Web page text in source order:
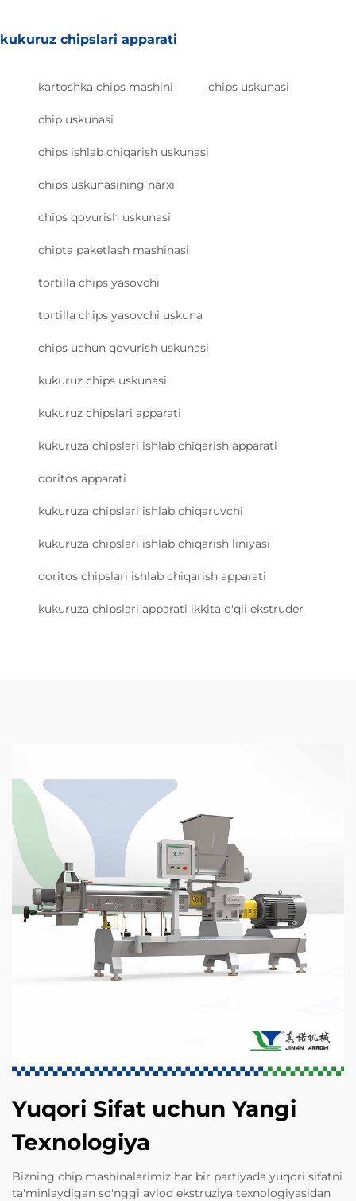
kukuruz chipslari apparati
kartoshka chips mashini chips uskunasi
chip uskunasi
chips ishlab chiqarish uskunasi
chips uskunasining narxi
chips qovurish uskunasi
chipta paketlash mashinasi
tortilla chips yasovchi
tortilla chips yasovchi uskuna
chips uchun qovurish uskunasi
kukuruz chips uskunasi
kukuruz chipslari apparati
kukuruza chipslari ishlab chiqarish apparati
doritos apparati
kukuruza chipslari ishlab chiqaruvchi
kukuruza chipslari ishlab chiqarish liniyasi
doritos chipslari ishlab chiqarish apparati
kukuruza chipslari apparati ikkita o'qli ekstruder
Yuqori Sifat uchun Yangi
Texnologiya
Bizning chip mashinalarimiz har bir partiyada yuqori sifatni
ta'minlaydigan so'nggi avlod ekstruziya texnologiyasidan